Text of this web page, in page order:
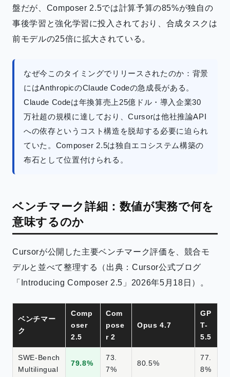
盤だが、Composer 2.5では計算予算の85%が独自の
事後学習と強化学習に投入されており、合成タスクは
前モデルの25倍に拡大されている。
なぜ今このタイミングでリリースされたのか：背景
にはAnthropicのClaude Codeの急成長がある。
Claude Codeは年換算売上25億ドル・導入企業30
万社超の規模に達しており、Cursorは他社推論API
への依存というコスト構造を脱却する必要に迫られ
ていた。Composer 2.5は独自エコシステム構築の
布石として位置付けられる。
ベンチマーク詳細：数値が実務で何を
意味するのか
Cursorが公開した主要ベンチマーク評価を、競合モ
デルと並べて整理する（出典：Cursor公式ブログ
「Introducing Composer 2.5」2026年5月18日）。
ベンチマー
ク
Comp
oser
2.5
Com
pose
r 2
Opus 4.7
GP
T-
5.5
SWE-Bench
Multilingual
79.8%
73.
7%
80.5%
77.
8%